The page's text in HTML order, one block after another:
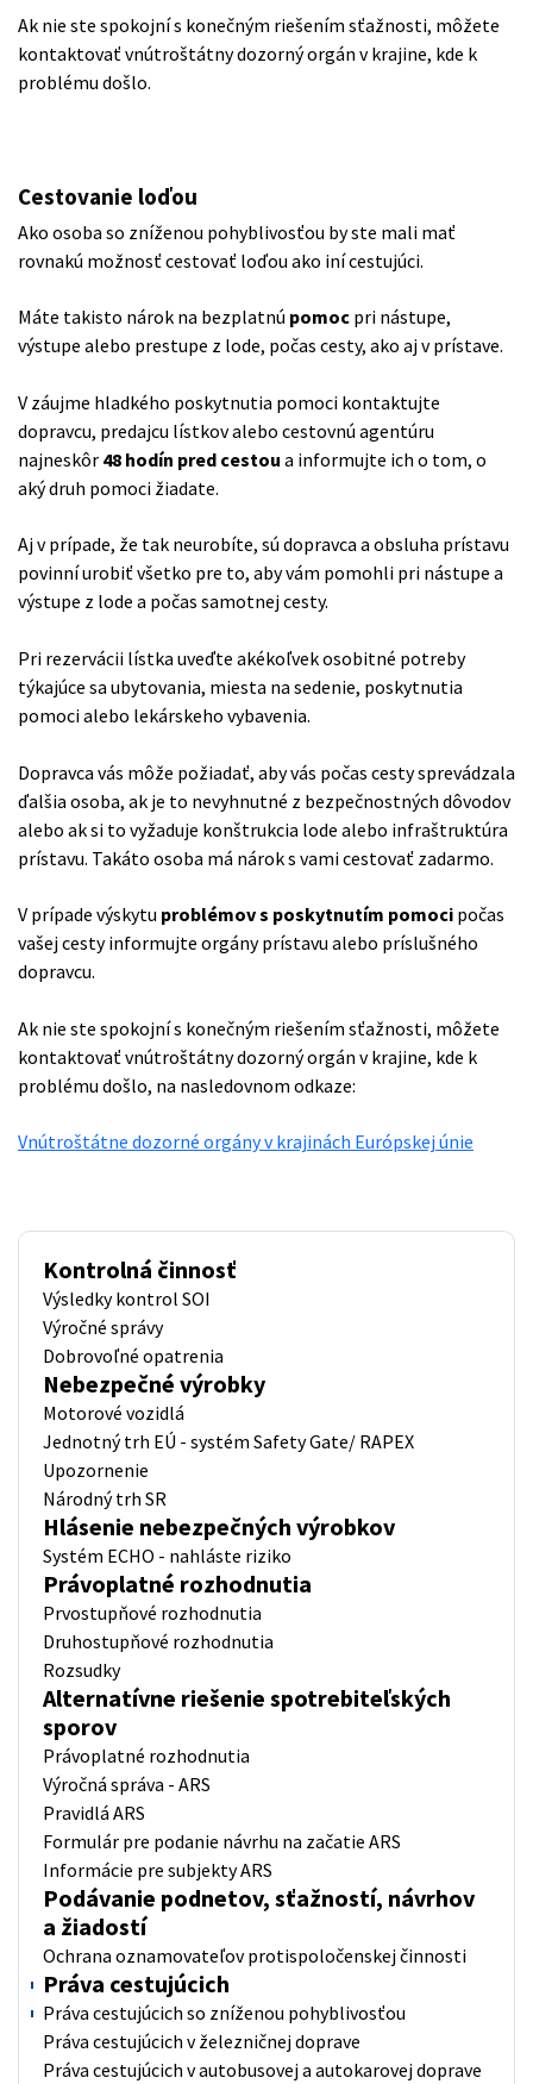
Ak nie ste spokojní s konečným riešením sťažnosti, môžete
kontaktovať vnútroštátny dozorný orgán v krajine, kde k
problému došlo.
Cestovanie loďou
Ako osoba so zníženou pohyblivosťou by ste mali mať
rovnakú možnosť cestovať loďou ako iní cestujúci.
Máte takisto nárok na bezplatnú pomoc pri nástupe,
výstupe alebo prestupe z lode, počas cesty, ako aj v prístave.
V záujme hladkého poskytnutia pomoci kontaktujte
dopravcu, predajcu lístkov alebo cestovnú agentúru
najneskôr 48 hodín pred cestou a informujte ich o tom, o
aký druh pomoci žiadate.
Aj v prípade, že tak neurobíte, sú dopravca a obsluha prístavu
povinní urobiť všetko pre to, aby vám pomohli pri nástupe a
výstupe z lode a počas samotnej cesty.
Pri rezervácii lístka uveďte akékoľvek osobitné potreby
týkajúce sa ubytovania, miesta na sedenie, poskytnutia
pomoci alebo lekárskeho vybavenia.
Dopravca vás môže požiadať, aby vás počas cesty sprevádzala
ďalšia osoba, ak je to nevyhnutné z bezpečnostných dôvodov
alebo ak si to vyžaduje konštrukcia lode alebo infraštruktúra
prístavu. Takáto osoba má nárok s vami cestovať zadarmo.
V prípade výskytu problémov s poskytnutím pomoci počas
vašej cesty informujte orgány prístavu alebo príslušného
dopravcu.
Ak nie ste spokojní s konečným riešením sťažnosti, môžete
kontaktovať vnútroštátny dozorný orgán v krajine, kde k
problému došlo, na nasledovnom odkaze:
Vnútroštátne dozorné orgány v krajinách Európskej únie
Kontrolná činnosť
Výsledky kontrol SOI
Výročné správy
Dobrovoľné opatrenia
Nebezpečné výrobky
Motorové vozidlá
Jednotný trh EÚ - systém Safety Gate/ RAPEX
Upozornenie
Národný trh SR
Hlásenie nebezpečných výrobkov
Systém ECHO - nahláste riziko
Právoplatné rozhodnutia
Prvostupňové rozhodnutia
Druhostupňové rozhodnutia
Rozsudky
Alternatívne riešenie spotrebiteľských
sporov
Právoplatné rozhodnutia
Výročná správa - ARS
Pravidlá ARS
Formulár pre podanie návrhu na začatie ARS
Informácie pre subjekty ARS
Podávanie podnetov, sťažností, návrhov
a žiadostí
Ochrana oznamovateľov protispoločenskej činnosti
Práva cestujúcich
Práva cestujúcich so zníženou pohyblivosťou
Práva cestujúcich v železničnej doprave
Práva cestujúcich v autobusovej a autokarovej doprave